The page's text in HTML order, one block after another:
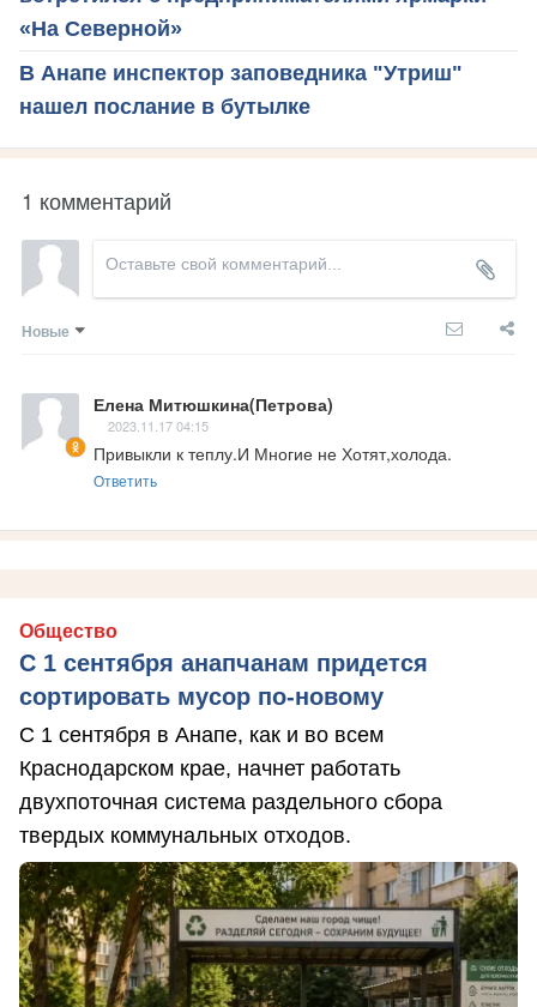
«На Северной»
В Анапе инспектор заповедника "Утриш"
нашел послание в бутылке
1 комментарий
Новые
Елена Митюшкина(Петрова)
2023.11.17 04:15
Привыкли к теплу.И Многие не Хотят,холода.
Ответить
Общество
С 1 сентября анапчанам придется
сортировать мусор по-новому
С 1 сентября в Анапе, как и во всем
Краснодарском крае, начнет работать
двухпоточная система раздельного сбора
твердых коммунальных отходов.